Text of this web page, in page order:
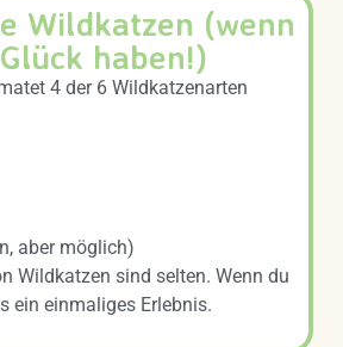
Wildkatzen (wenn
haben!)
4 der 6 Wildkatzenarten
aber möglich)
Wildkatzen sind selten. Wenn du
ein einmaliges Erlebnis.